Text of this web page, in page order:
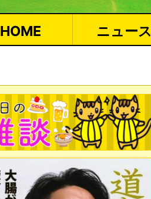
HOME ニュース